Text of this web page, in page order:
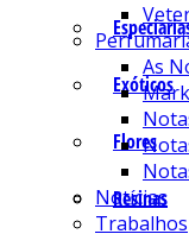
Exóticos
Flores
Resinas
As
Notícias
Trabalhos